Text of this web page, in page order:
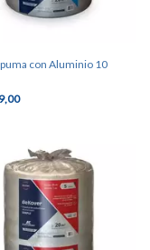
con Aluminio 10